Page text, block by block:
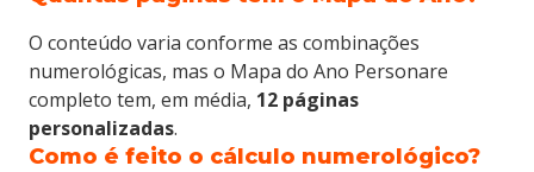
O conteúdo varia conforme as combinações
numerológicas, mas o Mapa do Ano Personare
completo tem, em média, 12 páginas
personalizadas.
Como é feito o cálculo numerológico?